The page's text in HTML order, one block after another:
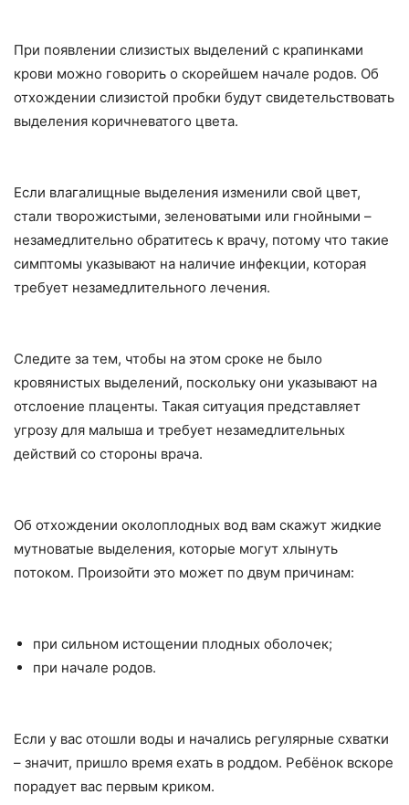
При появлении слизистых выделений с крапинками
крови можно говорить о скорейшем начале родов. Об
отхождении слизистой пробки будут свидетельствовать
выделения коричневатого цвета.
Если влагалищные выделения изменили свой цвет,
стали творожистыми, зеленоватыми или гнойными –
незамедлительно обратитесь к врачу, потому что такие
симптомы указывают на наличие инфекции, которая
требует незамедлительного лечения.
Следите за тем, чтобы на этом сроке не было
кровянистых выделений, поскольку они указывают на
отслоение плаценты. Такая ситуация представляет
угрозу для малыша и требует незамедлительных
действий со стороны врача.
Об отхождении околоплодных вод вам скажут жидкие
мутноватые выделения, которые могут хлынуть
потоком. Произойти это может по двум причинам:
при сильном истощении плодных оболочек;
при начале родов.
Если у вас отошли воды и начались регулярные схватки
– значит, пришло время ехать в роддом. Ребёнок вскоре
порадует вас первым криком.